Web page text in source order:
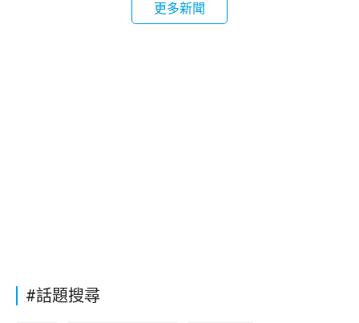
更多新聞
#話題搜尋